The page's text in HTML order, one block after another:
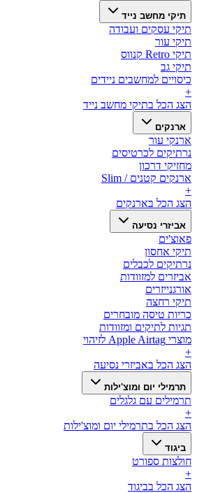
תיקי מחשב נייד
תיקי עסקים ועבודה
תיקי עור
תיקי Retro קנווס
תיקי גב
כיסויים למחשבים ניידים
+
הצג הכל בתיקי מחשב נייד
ארנקים
ארנקי עור
נרתיקים לכרטיסים
מחזיקי דרכון
ארנקים קטנים / Slim
+
הצג הכל בארנקים
אביזרי נסיעה
פאוצ'ים
תיקי אחסון
נרתיקים לכבלים
אביזרים למזוודות
אורגנייזרים
תיקי רחצה
כריות טיסה מובחרים
תגיות לתיקים ומזוודות
מוצרי Apple Airtag לזיהוי
+
הצג הכל באביזרי נסיעה
תרמילי יום ומוצ'ילות
תרמילים עם גלגלים
+
הצג הכל בתרמילי יום ומוצ'ילות
ביגוד
חולצות ספורט
+
הצג הכל בביגוד